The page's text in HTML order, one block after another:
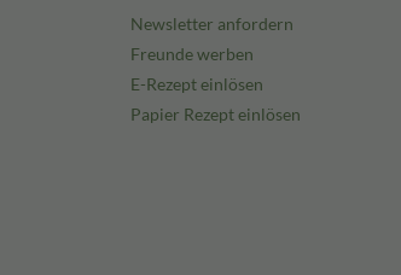
Newsletter anfordern
Freunde werben
E-Rezept einlösen
Papier Rezept einlösen